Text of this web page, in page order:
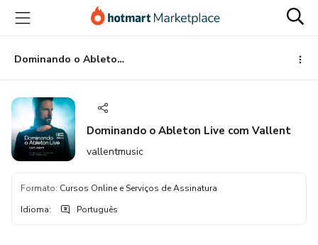
para
conteúdo
principal
para
pagamento
para
rodapé
Dominando o Ableton Live com Vallent
Dominando o Ableton Live com Vallent
vallentmusic
Formato: Cursos Online e Serviços de Assinatura
Idioma: Português